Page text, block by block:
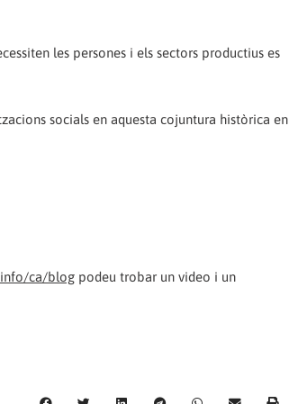
les persones i els sectors productius es
socials en aquesta cojuntura històrica en
ca/blog podeu trobar un video i un